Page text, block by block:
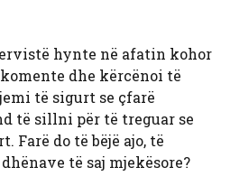
hynte në afatin kohor
dhe kërcënoi të
të sigurt se çfarë
të sillni për të treguar se
Farë do të bëjë ajo, të
të saj mjekësore?